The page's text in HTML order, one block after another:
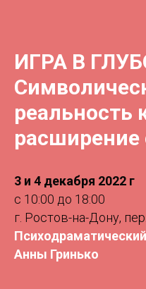
ИГРА В
реальность
расширение
3 и 4 декабря 2022 г
с 10:00 до 18:00
г. Ростов-на-Дону,
Анны Гринько